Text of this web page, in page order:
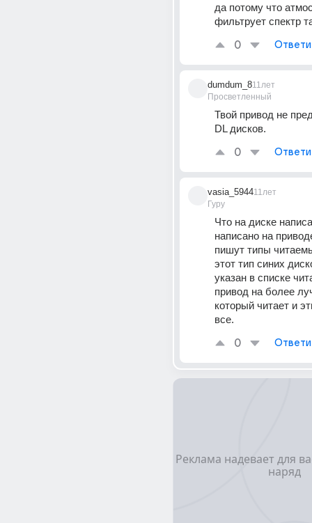
да потому что
фильтрует спектр
0
dumdum_8
Просветленный
11лет
Твой привод не
DL дисков.
0
vasia_5944
Гуру
11лет
Что на диске
написано на
пишут типы
этот тип синих
указан в списке
привод на более
который читает и
все.
0